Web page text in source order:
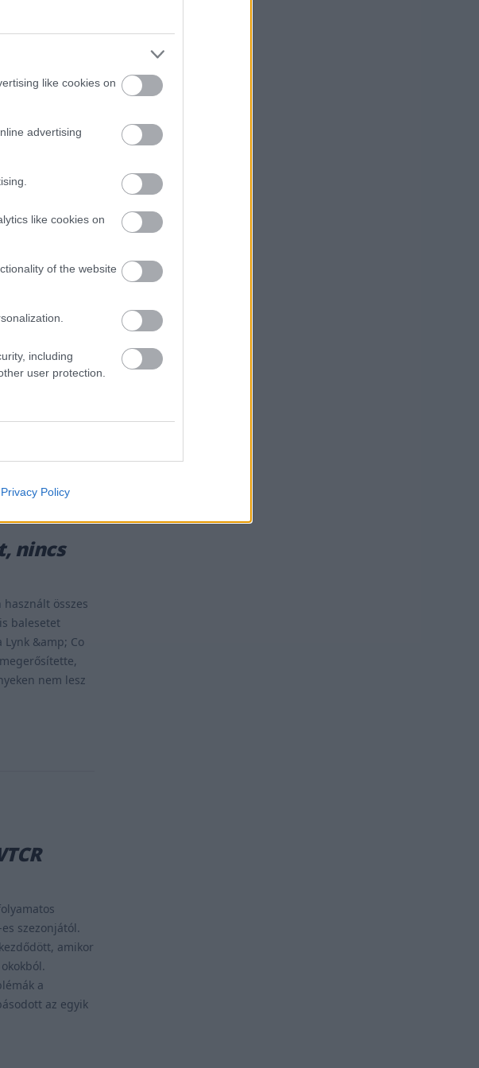
like cookies on
advertising
like cookies on
of the website
including
user protection.
Privacy Policy
tette
nyilatkozott:
FIA WTCR
nincs
használt összes
balesetet
&amp; Co
nem lesz
szezonjától.
amikor
a
az egyik